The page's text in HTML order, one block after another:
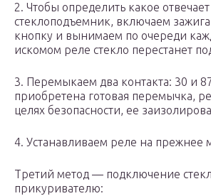
2. Чтобы определить какое отвечает
стеклоподъемник, включаем
кнопку и вынимаем по очереди
искомом реле стекло перестанет
3. Перемыкаем два контакта: 30 и
приобретена готовая перемычка,
целях безопасности, ее
4. Устанавливаем реле на прежнее
Третий метод — подключение
прикуривателю: